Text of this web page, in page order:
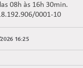
08h às 16h 30min.
0001-10
16:25